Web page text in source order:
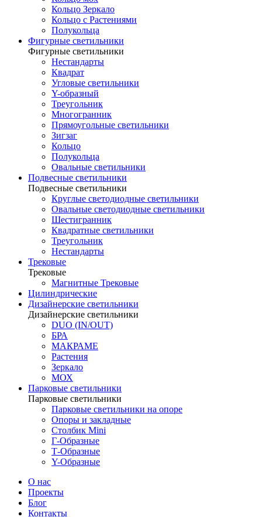
Кольцо Зеркало
Кольцо с Растениями
Полукольца
Фигурные светильники
Фигурные светильники
Нестандарты
Квадрат
Угловые светильники
Y-образный
Треугольник
Многогранник
Прямоугольные светильники
Зигзаг
Кольцо
Полукольца
Овальные светильники
Подвесные светильники
Подвесные светильники
Круглые светодиодные светильники
Овальные светодиодные светильники
Шестигранник
Квадратные светильники
Треугольник
Нестандарты
Трековые
Трековые
Магнитные Трековые
Цилиндрические
Дизайнерские светильники
Дизайнерские светильники
DUO (IN/OUT)
БРА
МАКРАМЕ
Растения
Зеркало
МОХ
Парковые светильники
Парковые светильники
Парковые светильники на опоре
Опоры и закладные
Столбик Mini
Г-Образные
Т-Образные
Y-Образные
О нас
Проекты
Блог
Контакты